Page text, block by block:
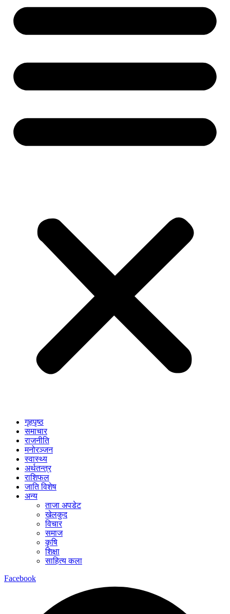
गृहपृष्ठ
समाचार
राजनीति
मनोरञ्जन
स्वास्थ्य
अर्थतन्त्र
राशिफल
जाति विशेष
अन्य
ताजा अपडेट
खेलकुद
विचार
समाज
कृषि
शिक्षा
साहित्य कला
Facebook